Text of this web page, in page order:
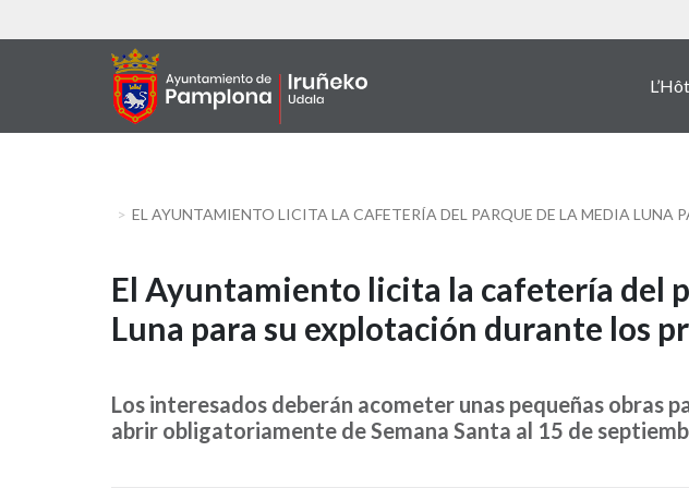
au
EL AYUNTAMIENTO LICITA LA CAFETERÍA DEL PARQUE DE LA MEDIA LUNA
El
Ayuntamiento
licita
la
El Ayuntamiento licita la cafetería del
Luna para su explotación durante los
Los interesados deberán acometer unas pequeñas obras
abrir obligatoriamente de Semana Santa al 15 de